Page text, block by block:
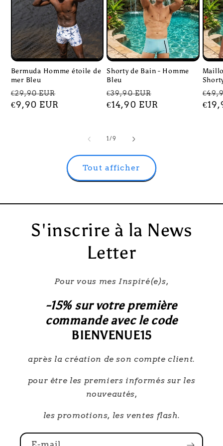
Bermuda Homme étoile de
mer Bleu
Prix
habituel
€29,90 EUR
promotionnel
€9,90 EUR
Shorty de Bain - Homme
Bleu
Prix
habituel
€39,90 EUR
promotionnel
€14,90 EUR
Prix
1/de
9
Tout afficher
S'inscrire à la News
Letter
Pour vous mes Inspiré(e)s,
-15% sur votre première
commande avec le code
BIENVENUE15
après la création de son compte client.
pour être les premiers informés sur les
nouveautés,
les promotions, les ventes flash.